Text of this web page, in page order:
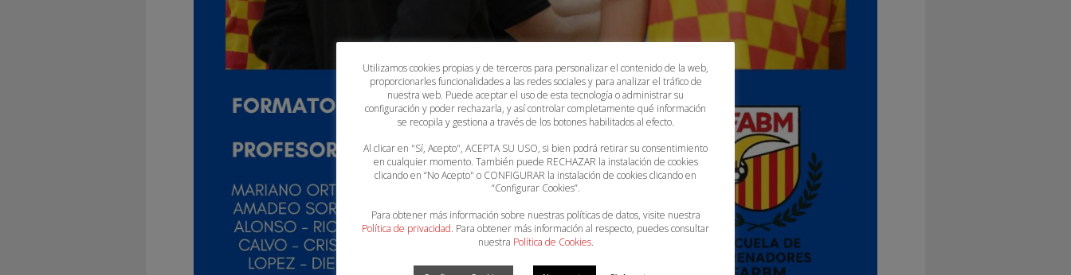
Utilizamos cookies propias y de terceros para personalizar el contenido de la web,
proporcionarles funcionalidades a las redes sociales y para analizar el tráfico de
nuestra web. Puede aceptar el uso de esta tecnología o administrar su
configuración y poder rechazarla, y así controlar completamente qué información
se recopila y gestiona a través de los botones habilitados al efecto.
Al clicar en "Sí, Acepto", ACEPTA SU USO, si bien podrá retirar su consentimiento
en cualquier momento. También puede RECHAZAR la instalación de cookies
clicando en “No Acepto" o CONFIGURAR la instalación de cookies clicando en
“Configurar Cookies”.
Para obtener más información sobre nuestras políticas de datos, visite nuestra
Política de privacidad. Para obtener más información al respecto, puedes consultar
nuestra Política de Cookies.